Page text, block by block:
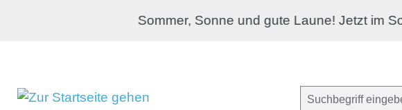
Hauptinhalt springen
Zur Hauptnavigation springen
Sommer, Sonne und gute Laune! Jetzt im Sommer-Sale satte